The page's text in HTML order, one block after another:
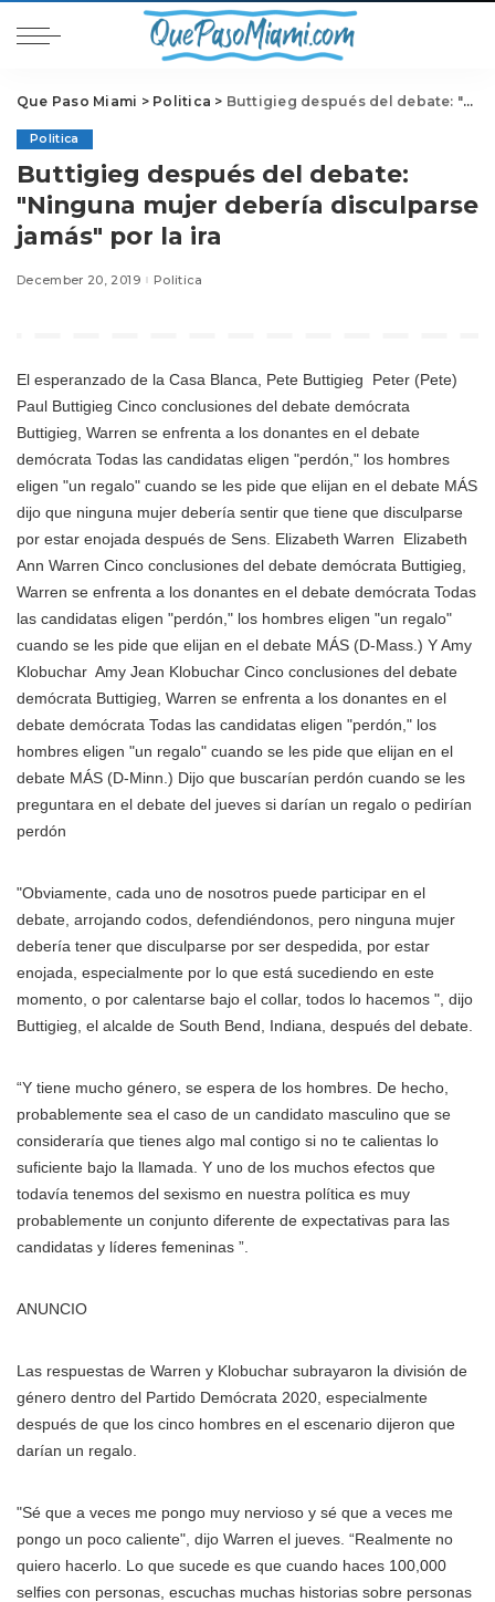
Que Paso Miami > Politica > Buttigieg después del debate: "Ninguna mujer debería disculparse jamás" por la ira
Politica
Buttigieg después del debate:
"Ninguna mujer debería disculparse
jamás" por la ira
December 20, 2019 Politica
El esperanzado de la Casa Blanca, Pete Buttigieg
Peter (Pete)
Paul Buttigieg Cinco conclusiones del debate demócrata
Buttigieg, Warren se enfrenta a los donantes en el debate
demócrata Todas las candidatas eligen "perdón," los hombres
eligen "un regalo" cuando se les pide que elijan en el debate MÁS
dijo que ninguna mujer debería sentir que tiene que disculparse
por estar enojada después de Sens. Elizabeth Warren
Elizabeth
Ann Warren Cinco conclusiones del debate demócrata Buttigieg,
Warren se enfrenta a los donantes en el debate demócrata Todas
las candidatas eligen "perdón," los hombres eligen "un regalo"
cuando se les pide que elijan en el debate MÁS (D-Mass.) YAmy
Klobuchar Amy Jean Klobuchar Cinco conclusiones del debate
demócrata Buttigieg, Warren se enfrenta a los donantes en el
debate demócrata Todas las candidatas eligen "perdón," los
hombres eligen "un regalo" cuando se les pide que elijan en el
debate MÁS (D-Minn.) Dijo que buscarían perdón cuando se les
preguntara en el debate del jueves si darían un regalo o pedirían
perdón
"Obviamente, cada uno de nosotros puede participar en el
debate, arrojando codos, defendiéndonos, pero ninguna mujer
debería tener que disculparse por ser despedida, por estar
enojada, especialmente por lo que está sucediendo en este
momento, o por calentarse bajo el collar, todos lo hacemos ", dijo
Buttigieg, el alcalde de South Bend, Indiana, después del debate.
“Y tiene mucho género, se espera de los hombres. De hecho,
probablemente sea el caso de un candidato masculino que se
consideraría que tienes algo mal contigo si no te calientas lo
suficiente bajo la llamada. Y uno de los muchos efectos que
todavía tenemos del sexismo en nuestra política es muy
probablemente un conjunto diferente de expectativas para las
candidatas y líderes femeninas ”.
ANUNCIO
Las respuestas de Warren y Klobuchar subrayaron la división de
género dentro del Partido Demócrata 2020, especialmente
después de que los cinco hombres en el escenario dijeron que
darían un regalo.
"Sé que a veces me pongo muy nervioso y sé que a veces me
pongo un poco caliente", dijo Warren el jueves. “Realmente no
quiero hacerlo. Lo que sucede es que cuando haces 100,000
selfies con personas, escuchas muchas historias sobre personas